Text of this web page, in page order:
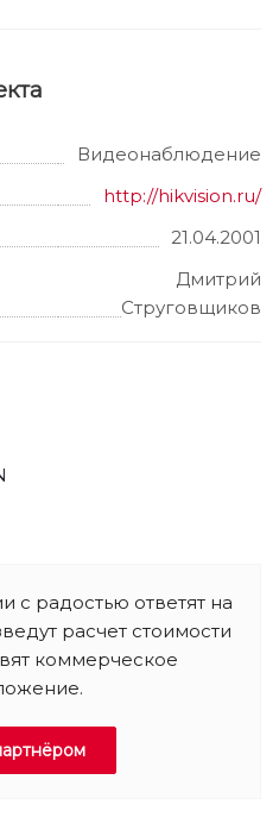
Видеонаблюдение
http://hikvision.ru/
21.04.2001
Дмитрий
Струговщиков
радостью ответят на
расчет стоимости
коммерческое